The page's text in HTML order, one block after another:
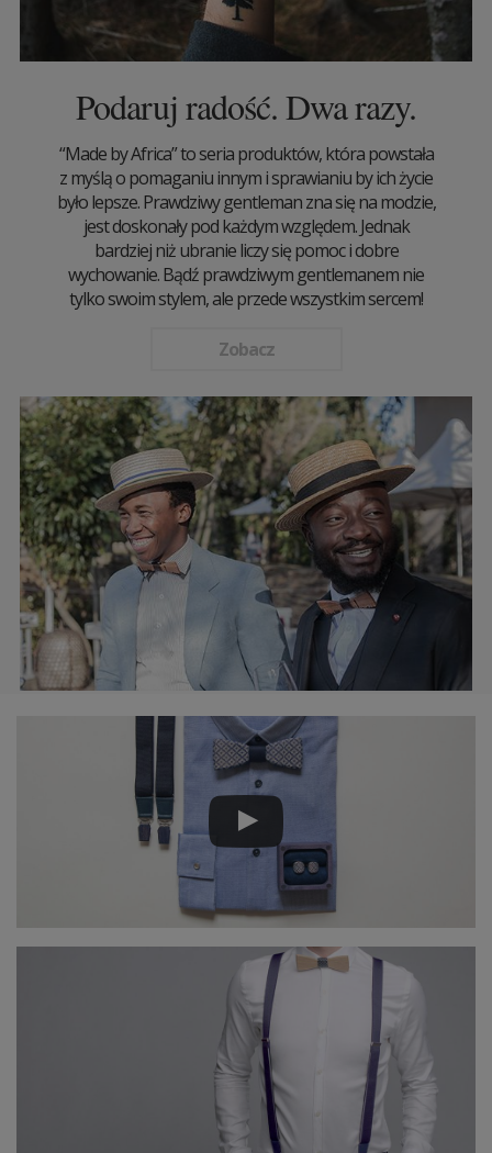
Podaruj radość. Dwa razy.
“Made by Africa” to seria produktów, która powstała
z myślą o pomaganiu innym i sprawianiu by ich życie
było lepsze. Prawdziwy gentleman zna się na modzie,
jest doskonały pod każdym względem. Jednak
bardziej niż ubranie liczy się pomoc i dobre
wychowanie. Bądź prawdziwym gentlemanem nie
tylko swoim stylem, ale przede wszystkim sercem!
Zobacz